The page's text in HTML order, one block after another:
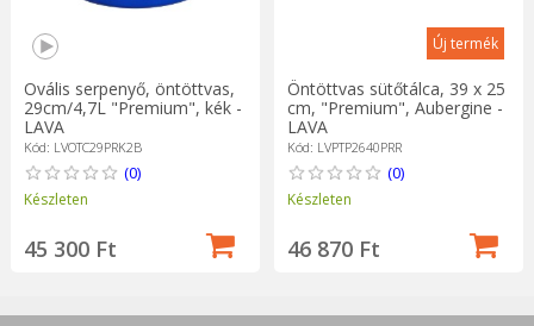
Ovális serpenyő, öntöttvas,
29cm/4,7L "Premium", kék -
LAVA
Kód: LVOTC29PRK2B
(0)
Készleten
45 300 Ft
Új termék
Öntöttvas sütőtálca, 39 x 25
cm, "Premium", Aubergine -
LAVA
Kód: LVPTP2640PRR
(0)
Készleten
46 870 Ft